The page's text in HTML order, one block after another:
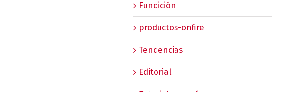
Fundición
productos-onfire
Tendencias
Editorial